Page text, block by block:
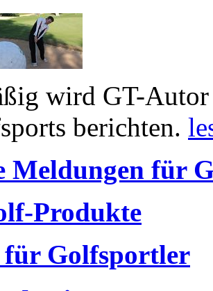
wird GT-
berichten.
Meldungen für
Produkte
Golfsportler